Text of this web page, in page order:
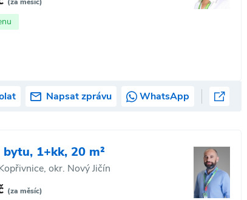
(za měsíc)
Napsat zprávu WhatsApp
1+kk, 20 m²
okr. Nový Jičín
(za měsíc)